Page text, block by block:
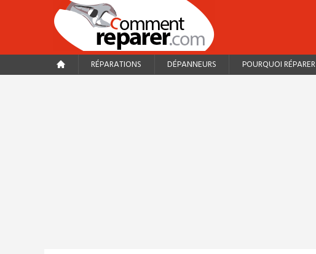
RÉPARATIONS DÉPANNEURS POURQUOI RÉPARER